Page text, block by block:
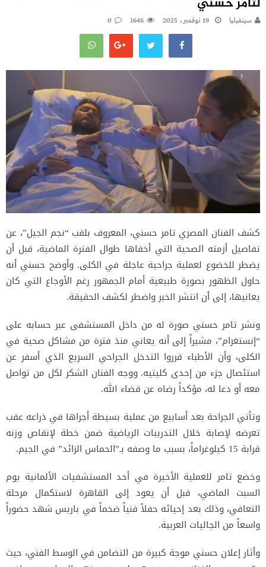
سينفيليا 19 نوفمبر، 2025 1646
0
كشف الفنان المصري تامر حسني، المعروف بلقب “نجم الجيل”، عن
تفاصيل أزمته الصحية التي أخفاها طوال الفترة الماضية، قبل أن
يضطر للخضوع لعملية جراحية عاجلة في الكلى. وأوضح حسني أنه
حاول الظهور بصورة طبيعية أمام الجمهور رغم الأوجاع التي كان
يعانيها، إلى أن انتشر الخبر واضطر لكشف الحقيقة.
ونشر تامر حسني صورة له من داخل المستشفى عبر حسابه على
“إنستغرام”، مشيراً إلى أنه يعاني منذ فترة من مشاكل صحية في
الكلى، وأن الأطباء قرروا التدخل الجراحي السريع الذي أسفر عن
استئصال جزء من إحدى كليتيه. ووجه الفنان الشكر لكل من تواصل
معه أو دعا له، مؤكداً رضاه عن قضاء الله.
وتأتي الجراحة بعد أسابيع من عملية بسيطة أجراها في ذراعه عقب
تعرضه لإصابة خلال التدريبات الرياضية ضمن خطة لإنقاص وزنه
قرابة 15 كيلوغراماً، بسبب ما وصفه بـ”الحماس الزائد” في الجيم.
وخضع تامر للعملية الأخيرة في أحد المستشفيات الألمانية يوم
السبت الماضي، قبل أن يعود إلى القاهرة لاستكمال مرحلة
التعافي، وذلك بعد إحيائه حفلاً فنياً ضخماً في باريس شهد حضوراً
واسعاً من الجاليات العربية.
وأثار إعلان حسني موجة كبيرة من التضامن في الوسط الفني، حيث